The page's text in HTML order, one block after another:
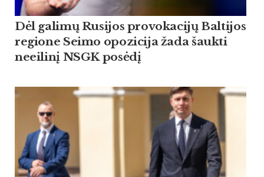
Dėl galimų Rusijos provokacijų Baltijos
regione Seimo opozicija žada šaukti
neeilinį NSGK posėdį